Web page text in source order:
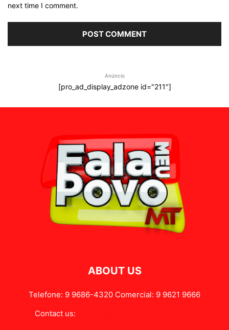
next time I comment.
Anúncio
[pro_ad_display_adzone id="211"]
ABOUT US
Telefone: 9 9686-4320 Comercial: 9 9621 9666
Contact us: